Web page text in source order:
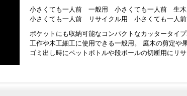
小さくても一人前 一般用 小さくても一人前 生木
小さくても一人前 リサイクル用 小さくても一人
ポケットにも収納可能なコンパクトなカッタータイ
工作や木工細工に使用できる一般用。 庭木の剪定や
ゴミ出し時にペットボトルや段ボールの切断用にリ